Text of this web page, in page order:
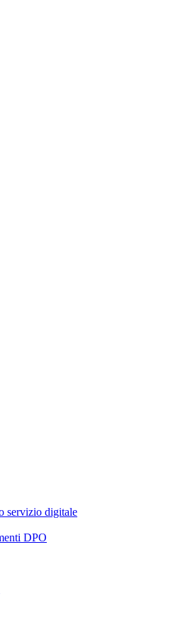
servizio digitale
DPO